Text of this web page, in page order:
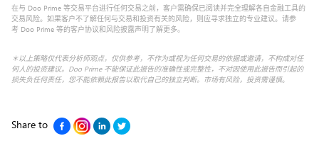
在与 Doo Prime 等交易平台进行任何交易之前，客户需确保已阅读并完全理解各自金融工具的
交易风险。如果客户不了解任何与交易和投资有关的风险，则应寻求独立的专业建议。请参
考 Doo Prime 等的客户协议和风险披露声明了解更多。
＊以上策略仅代表分析师观点，仅供参考，不作为或视为任何交易的依据或邀请，不构成对任
何人的投资建议。Doo Prime 不能保证此报告的准确性或完整性，不对因使用此报告而引起的
损失负任何责任，您不能依赖此报告以取代自己的独立判断。市场有风险，投资需谨慎。
Share to